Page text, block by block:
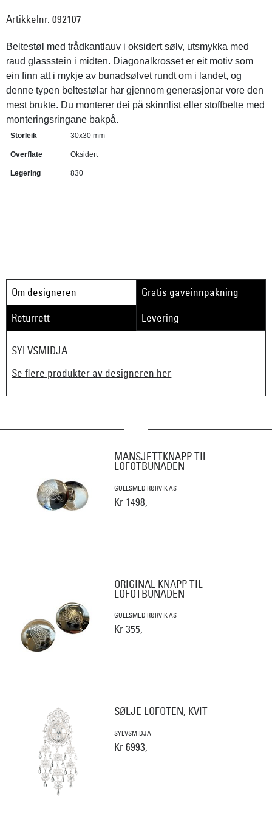
Artikkelnr. 092107
Beltestøl med trådkantlauv i oksidert sølv, utsmykka med
raud glassstein i midten. Diagonalkrosset er eit motiv som
ein finn att i mykje av bunadsølvet rundt om i landet, og
denne typen beltestølar har gjennom generasjonar vore den
mest brukte. Du monterer dei på skinnlist eller stoffbelte med
monteringsringane bakpå.
Storleik 30x30 mm
Overflate Oksidert
Legering 830
Om designeren
Gratis gaveinnpakning
Returrett
Levering
SYLVSMIDJA
Se flere produkter av designeren her
MANSJETTKNAPP TIL
LOFOTBUNADEN
GULLSMED RØRVIK AS
Kr 1498,-
ORIGINAL KNAPP TIL
LOFOTBUNADEN
GULLSMED RØRVIK AS
Kr 355,-
SØLJE LOFOTEN, KVIT
SYLVSMIDJA
Kr 6993,-